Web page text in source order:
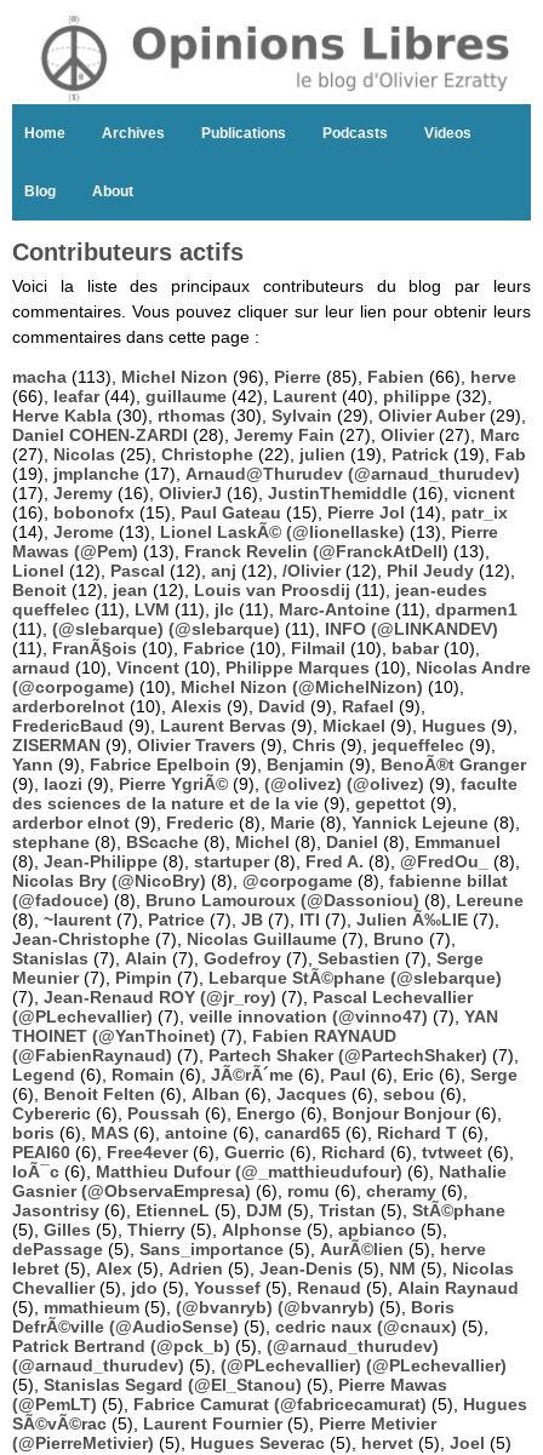
Home Archives Publications Podcasts Videos
Blog About
Contributeurs actifs
Voici la liste des principaux contributeurs du blog par leurs
commentaires. Vous pouvez cliquer sur leur lien pour obtenir leurs
commentaires dans cette page :
macha (113), Michel Nizon (96), Pierre (85), Fabien (66), herve
(66), leafar(44), guillaume (42), Laurent (40), philippe (32),
Herve Kabla (30), rthomas (30), Sylvain (29), Olivier Auber(29),
Daniel COHEN-ZARDI (28), Jeremy Fain (27), Olivier(27), Marc
(27), Nicolas (25), Christophe (22), julien (19), Patrick (19), Fab
(19), jmplanche (17), Arnaud@Thurudev (@arnaud_thurudev)
(17), Jeremy (16), OlivierJ (16), JustinThemiddle (16), vicnent
(16), bobonofx (15), Paul Gateau (15), Pierre Jol (14), patr_ix
(14), Jerome (13), Lionel LaskÃ© (@lionellaske) (13), Pierre
Mawas (@Pem) (13), Franck Revelin (@FranckAtDell) (13),
Lionel (12), Pascal (12), anj (12), /Olivier(12), Phil Jeudy (12),
Benoit (12), jean (12), Louis van Proosdij (11), jean-eudes
queffelec (11), LVM (11), jlc (11), Marc-Antoine (11), dparmen1
(11), (@slebarque) (@slebarque) (11), INFO (@LINKANDEV)
(11), FranÃ§ois (10), Fabrice (10), Filmail (10), babar(10),
arnaud (10), Vincent (10), Philippe Marques (10), Nicolas Andre
(@corpogame) (10), Michel Nizon (@MichelNizon) (10),
arderborelnot (10), Alexis (9), David (9), Rafael (9),
FredericBaud (9), Laurent Bervas (9), Mickael (9), Hugues (9),
ZISERMAN (9), Olivier Travers (9), Chris (9), jequeffelec (9),
Yann (9), Fabrice Epelboin (9), Benjamin (9), BenoÃ®t Granger
(9), laozi (9), Pierre YgriÃ© (9), (@olivez) (@olivez) (9), faculte
des sciences de la nature et de la vie (9), gepettot (9),
arderbor elnot (9), Frederic (8), Marie (8), Yannick Lejeune (8),
stephane (8), BScache (8), Michel (8), Daniel (8), Emmanuel
(8), Jean-Philippe (8), startuper(8), Fred A. (8), @FredOu_
(8),
Nicolas Bry (@NicoBry) (8), @corpogame (8), fabienne billat
(@fadouce) (8), Bruno Lamouroux (@Dassoniou) (8), Lereune
(8), ~laurent (7), Patrice (7), JB (7), ITI (7), Julien Ã‰LIE (7),
Jean-Christophe (7), Nicolas Guillaume (7), Bruno (7),
Stanislas (7), Alain (7), Godefroy (7), Sebastien (7), Serge
Meunier(7), Pimpin (7), Lebarque StÃ©phane (@slebarque)
(7), Jean-Renaud ROY (@jr_roy) (7), Pascal Lechevallier
(@PLechevallier) (7), veille innovation (@vinno47) (7), YAN
THOINET (@YanThoinet) (7), Fabien RAYNAUD
(@FabienRaynaud) (7), Partech Shaker (@PartechShaker) (7),
Legend (6), Romain (6), JÃ©rÃ´me (6), Paul (6), Eric (6), Serge
(6), Benoit Felten (6), Alban (6), Jacques (6), sebou (6),
Cybereric (6), Poussah (6), Energo (6), Bonjour Bonjour(6),
boris (6), MAS (6), antoine (6), canard65 (6), Richard T (6),
PEAI60 (6), Free4ever(6), Guerric (6), Richard (6), tvtweet (6),
loÃ¯c (6), Matthieu Dufour (@_matthieudufour) (6), Nathalie
Gasnier (@ObservaEmpresa) (6), romu (6), cheramy (6),
Jasontrisy (6), EtienneL (5), DJM (5), Tristan (5), StÃ©phane
(5), Gilles (5), Thierry (5), Alphonse (5), apbianco (5),
dePassage (5), Sans_importance (5), AurÃ©lien (5), herve
lebret (5), Alex (5), Adrien (5), Jean-Denis (5), NM (5), Nicolas
Chevallier(5), jdo (5), Youssef (5), Renaud (5), Alain Raynaud
(5), mmathieum (5), (@bvanryb) (@bvanryb) (5), Boris
DefrÃ©ville (@AudioSense) (5), cedric naux (@cnaux) (5),
Patrick Bertrand (@pck_b) (5), (@arnaud_thurudev)
(@arnaud_thurudev) (5), (@PLechevallier) (@PLechevallier)
(5), Stanislas Segard (@El_Stanou) (5), Pierre Mawas
(@PemLT) (5), Fabrice Camurat (@fabricecamurat) (5), Hugues
SÃ©vÃ©rac (5), Laurent Fournier(5), Pierre Metivier
(@PierreMetivier) (5), Hugues Severac (5), hervet (5), Joel (5)